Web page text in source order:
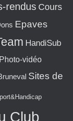
rendus Cours
Epaves
HandiSub
Photo-vidéo
Sites de
Club